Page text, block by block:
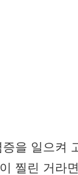
을 일으켜
찔린 거라